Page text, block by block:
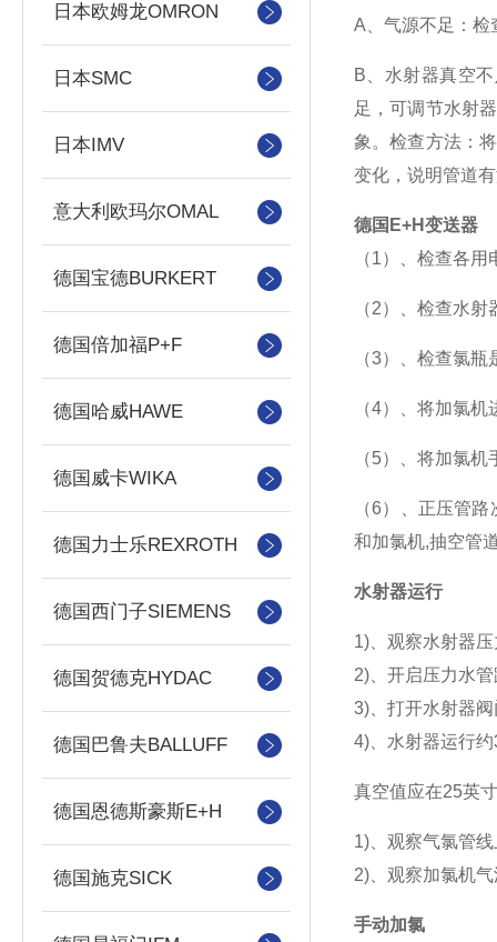
日本欧姆龙OMRON
日本SMC
日本IMV
意大利欧玛尔OMAL
德国宝德BURKERT
德国倍加福P+F
德国哈威HAWE
德国威卡WIKA
德国力士乐REXROTH
德国西门子SIEMENS
德国贺德克HYDAC
德国巴鲁夫BALLUFF
德国恩德斯豪斯E+H
德国施克SICK
A、气源不足：检
B、水射器真空
足，可调节水射
象。检查方法：
变化，说明管道
德国E+H变送器
（1）、检查各
（2）、检查水
（3）、检查氯
（4）、将加氯
（5）、将加氯
（6）、正压管
和加氯机,抽空管
水射器运行
1)、观察水射器
2)、开启压力水
3)、打开水射器
4)、水射器运行
真空值应在25英
1)、观察气氯管
2)、观察加氯机
手动加氯